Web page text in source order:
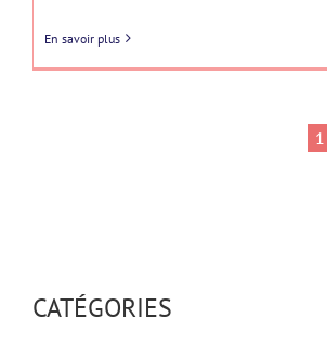
En savoir plus
1
CATÉGORIES